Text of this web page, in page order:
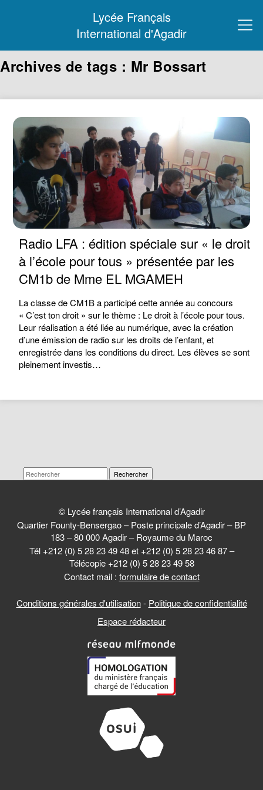
Lycée Français
International d'Agadir
Archives de tags : Mr Bossart
Radio LFA : édition spéciale sur « le droit
à l’école pour tous » présentée par les
CM1b de Mme EL MGAMEH
La classe de CM1B a participé cette année au concours
« C’est ton droit » sur le thème : Le droit à l’école pour tous.
Leur réalisation a été liée au numérique, avec la création
d’une émission de radio sur les droits de l’enfant, et
enregistrée dans les conditions du direct. Les élèves se sont
pleinement investis…
Rechercher
© Lycée français International d’Agadir
Quartier Founty-Bensergao – Poste principale d’Agadir – BP
183 – 80 000 Agadir – Royaume du Maroc
Tél +212 (0) 5 28 23 49 48 et +212 (0) 5 28 23 46 87 –
Télécopie +212 (0) 5 28 23 49 58
Contact mail : formulaire de contact
Conditions générales d'utilisation- Politique de confidentialité
Espace rédacteur